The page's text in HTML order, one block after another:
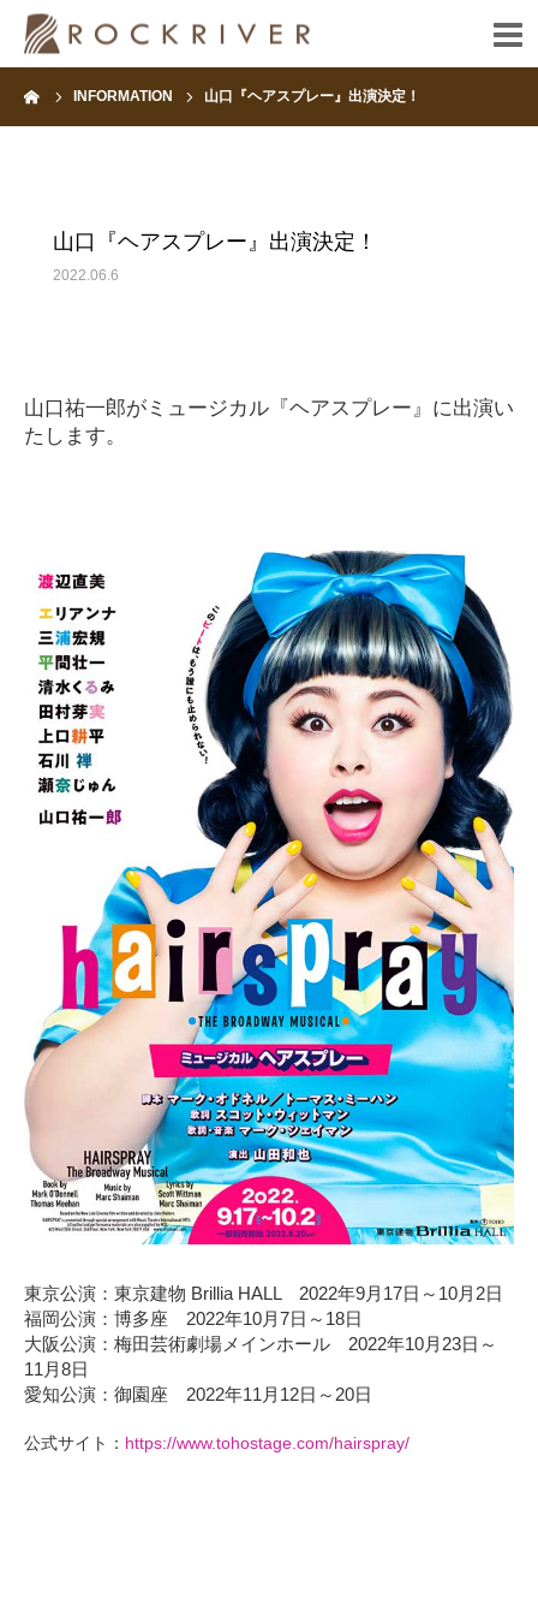
INFORMATION 山口『ヘアスプレー』出演決定！
山口『ヘアスプレー』出演決定！
2022.06.6
山口祐一郎がミュージカル『ヘアスプレー』に出演い
たします。
東京公演：東京建物 Brillia HALL 2022年9月17日～10月2日
福岡公演：博多座 2022年10月7日～18日
大阪公演：梅田芸術劇場メインホール 2022年10月23日～
11月8日
愛知公演：御園座 2022年11月12日～20日
公式サイト： https://www.tohostage.com/hairspray/
HOME
ARTIST